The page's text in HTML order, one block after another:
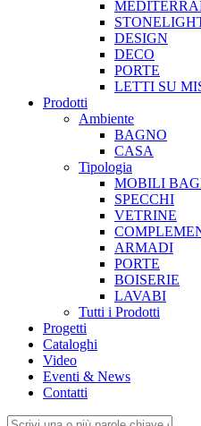
DESIGN
DECO
PORTE
LETTI SU
Prodotti
Ambiente
BAGNO
CASA
Tipologia
MOBILI
SPECCHI
VETRINE
ARMADI
PORTE
BOISERIE
LAVABI
Tutti i Prodotti
Progetti
Cataloghi
Video
Eventi & News
Contatti